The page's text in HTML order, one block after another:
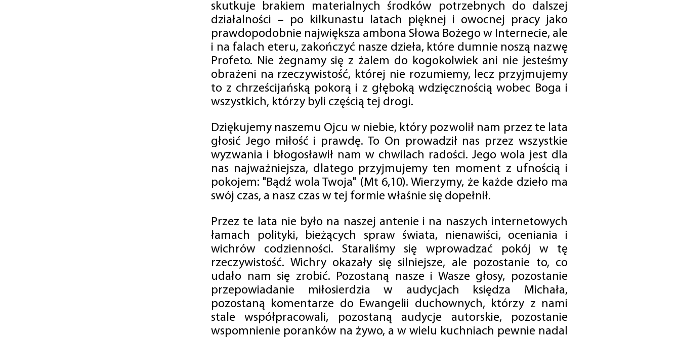
skutkuje brakiem materialnych środków potrzebnych do dalszej
działalności – po kilkunastu latach pięknej i owocnej pracy jako
prawdopodobnie największa ambona Słowa Bożego w Internecie, ale
i na falach eteru, zakończyć nasze dzieła, które dumnie noszą nazwę
Profeto. Nie żegnamy się z żalem do kogokolwiek ani nie jesteśmy
obrażeni na rzeczywistość, której nie rozumiemy, lecz przyjmujemy
to z chrześcijańską pokorą i z głęboką wdzięcznością wobec Boga i
wszystkich, którzy byli częścią tej drogi.
Dziękujemy naszemu Ojcu w niebie, który pozwolił nam przez te lata
głosić Jego miłość i prawdę. To On prowadził nas przez wszystkie
wyzwania i błogosławił nam w chwilach radości. Jego wola jest dla
nas najważniejsza, dlatego przyjmujemy ten moment z ufnością i
pokojem: "Bądź wola Twoja" (Mt 6,10). Wierzymy, że każde dzieło ma
swój czas, a nasz czas w tej formie właśnie się dopełnił.
Przez te lata nie było na naszej antenie i na naszych internetowych
łamach polityki, bieżących spraw świata, nienawiści, oceniania i
wichrów codzienności. Staraliśmy się wprowadzać pokój w tę
rzeczywistość. Wichry okazały się silniejsze, ale pozostanie to, co
udało nam się zrobić. Pozostaną nasze i Wasze głosy, pozostanie
przepowiadanie miłosierdzia w audycjach księdza Michała,
pozostaną komentarze do Ewangelii duchownych, którzy z nami
stale współpracowali, pozostaną audycje autorskie, pozostanie
wspomnienie poranków na żywo, a w wielu kuchniach pewnie nadal